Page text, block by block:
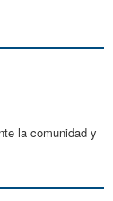
la comunidad y